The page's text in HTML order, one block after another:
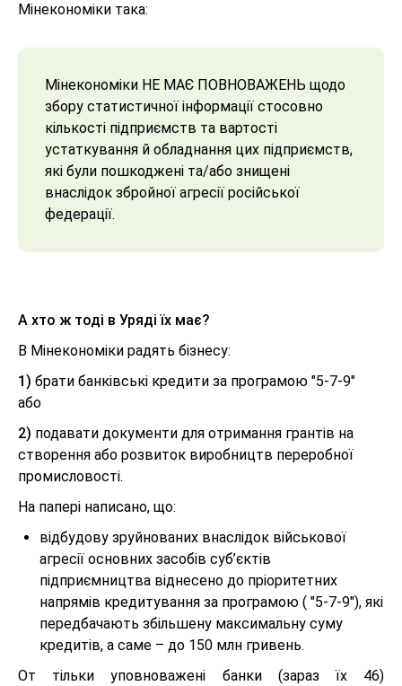
Мінекономіки така:
Мінекономіки НЕ МАЄ ПОВНОВАЖЕНЬ щодо
збору статистичної інформації стосовно
кількості підприємств та вартості
устаткування й обладнання цих підприємств,
які були пошкоджені та/або знищені
внаслідок збройної агресії російської
федерації.
А хто ж тоді в Уряді їх має?
В Мінекономіки радять бізнесу:
1) брати банківські кредити за програмою "5-7-9"
або
2) подавати документи для отримання грантів на
створення або розвиток виробництв переробної
промисловості.
На папері написано, що:
відбудову зруйнованих внаслідок військової
агресії основних засобів суб’єктів
підприємництва віднесено до пріоритетних
напрямів кредитування за програмою ( "5-7-9"), які
передбачають збільшену максимальну суму
кредитів, а саме – до 150 млн гривень.
От тільки уповноважені банки (зараз їх 46)